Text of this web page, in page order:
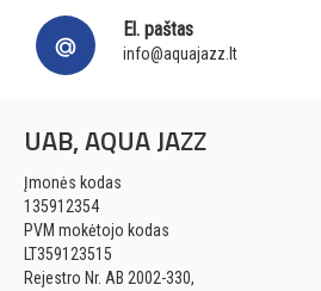
El. paštas
info@aquajazz.lt
UAB, AQUA JAZZ
Įmonės kodas
135912354
PVM mokėtojo kodas
LT359123515
Rejestro Nr. AB 2002-330,